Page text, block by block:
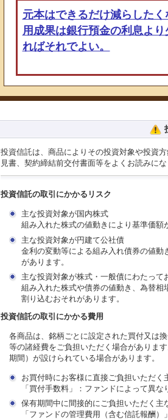
元本はできるだけ減らしたく
用成果は銀行預金の利息より
ればそれでよい。
投資信託は、商品によりその投資対象や投資
見書、契約締結前交付書面等をよくお読みに
投資信託の取引にかかるリスク
主な投資対象が国内株式
組み入れた株式の値動きにより基準価額
主な投資対象が円建て公社債
金利の変動等による組み入れ債券の値
があります。
主な投資対象が株式・一般債にわたっ
組み入れた株式や債券の値動き、為替
割り込むおそれがあります。
投資信託の取引にかかる費用
各商品は、銘柄ごとに設定された買付又は
等の諸経費をご負担いただく場合がありま
期間）が設けられている場合があります。
お買付時にお客様に直接ご負担いただく
「買付手数料」：ファンドによって異な
保有期間中に間接的にご負担いただく主
「ファンドの管理費用（含む信託報酬）